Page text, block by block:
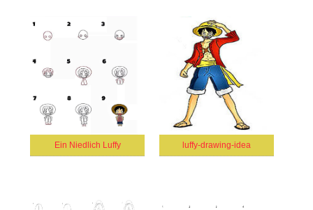
Ein Niedlich Luffy luffy-drawing-idea